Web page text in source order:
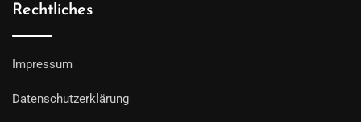
Rechtliches
Impressum
Datenschutzerklärung